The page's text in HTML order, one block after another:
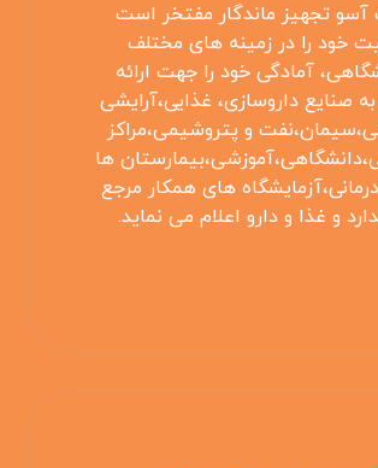
تجهیز ماندگار مفتخر است
خود را در زمینه های مختلف
آمادگی خود را جهت ارائه
صنایع داروسازی، غذایی،آرایشی
و پتروشیمی،مراکز
ها
های همکار مرجع
و غذا و دارو اعلام می نماید.